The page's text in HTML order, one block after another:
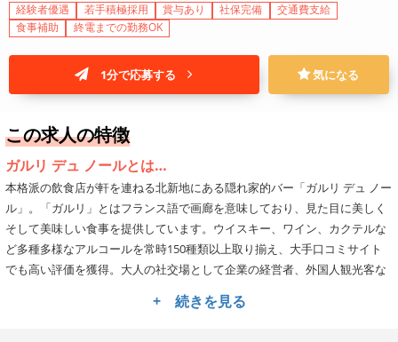
経験者優遇 若手積極採用 賞与あり 社保完備
交通費支給
食事補助
終電までの勤務OK
1分で応募する 気になる
この求人の特徴
ガルリ デュ ノールとは…
本格派の飲食店が軒を連ねる北新地にある隠れ家的バー「ガルリ デュ ノー
ル」。「ガルリ」とはフランス語で画廊を意味しており、見た目に美しく
そして美味しい食事を提供しています。ウイスキー、ワイン、カクテルな
ど多種多様なアルコールを常時150種類以上取り揃え、大手口コミサイト
でも高い評価を獲得。大人の社交場として企業の経営者、外国人観光客な
+ 続きを見る